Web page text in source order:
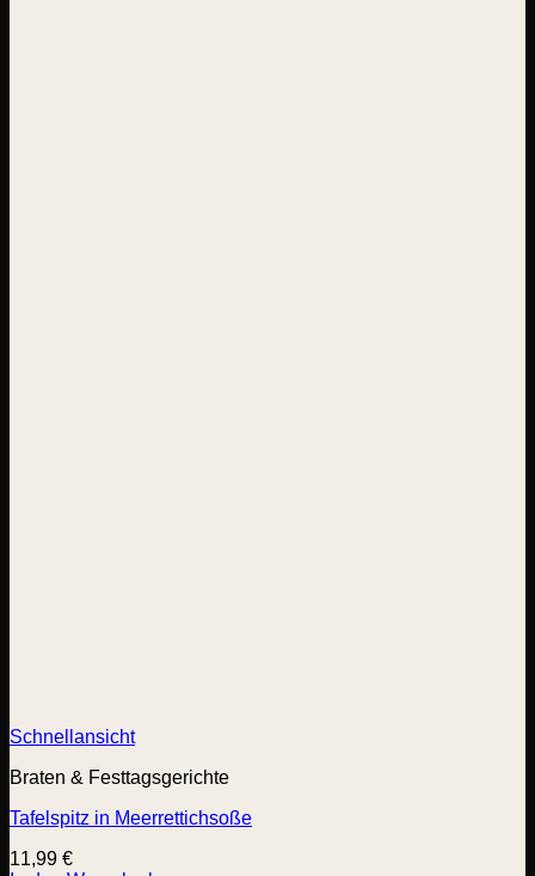
Schnellansicht
Braten & Festtagsgerichte
Tafelspitz in Meerrettichsoße
11,99 €